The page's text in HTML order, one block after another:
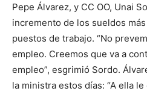
Pepe Álvarez, y CC OO, Unai
incremento de los sueldos
puestos de trabajo. “No
empleo. Creemos que va a
empleo”, esgrimió Sordo.
la ministra estos días: “A ella